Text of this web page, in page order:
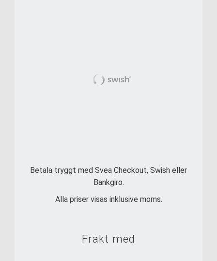
Betala tryggt med Svea Checkout, Swish eller
Bankgiro.
Alla priser visas inklusive moms.
Frakt med